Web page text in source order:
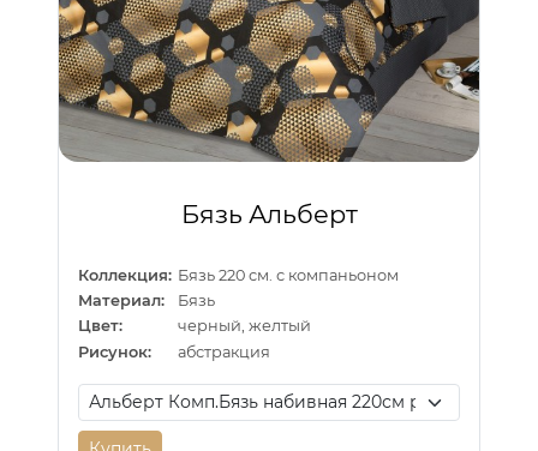
Бязь Альберт
Коллекция: Бязь 220 см. с компаньоном
Материал:
Бязь
Цвет:
черный, желтый
Рисунок:
абстракция